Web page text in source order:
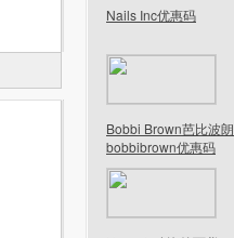
Nails Inc优惠码
Bobbi Brown芭比波朗
bobbibrown优惠码